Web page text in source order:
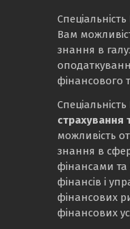
Спеціальність
Вам
знання в
фінансового
Спеціальність
можливість
знання в
фінансами та
фінансів і
фінансових
фінансових